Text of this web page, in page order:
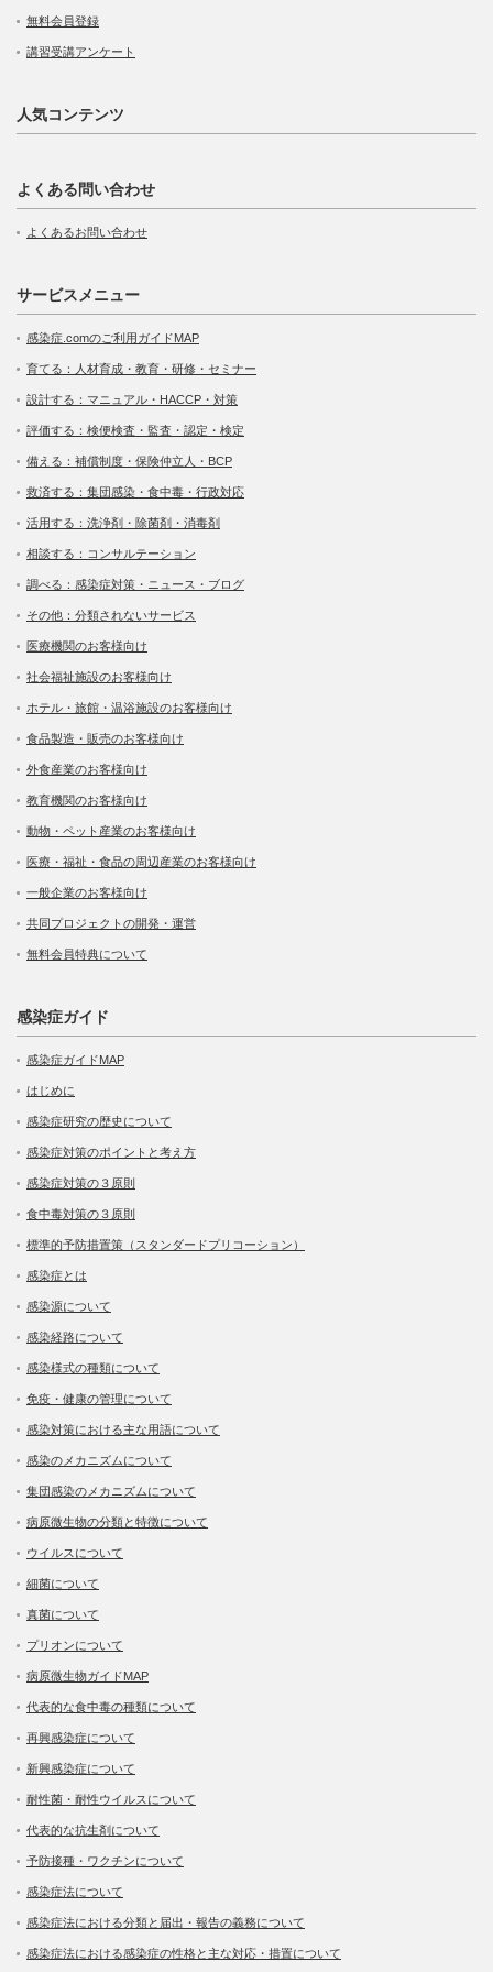
無料会員登録
講習受講アンケート
人気コンテンツ
よくある問い合わせ
よくあるお問い合わせ
サービスメニュー
感染症.comのご利用ガイドMAP
育てる：人材育成・教育・研修・セミナー
設計する：マニュアル・HACCP・対策
評価する：検便検査・監査・認定・検定
備える：補償制度・保険仲立人・BCP
救済する：集団感染・食中毒・行政対応
活用する：洗浄剤・除菌剤・消毒剤
相談する：コンサルテーション
調べる：感染症対策・ニュース・ブログ
その他：分類されないサービス
医療機関のお客様向け
社会福祉施設のお客様向け
ホテル・旅館・温浴施設のお客様向け
食品製造・販売のお客様向け
外食産業のお客様向け
教育機関のお客様向け
動物・ペット産業のお客様向け
医療・福祉・食品の周辺産業のお客様向け
一般企業のお客様向け
共同プロジェクトの開発・運営
無料会員特典について
感染症ガイド
感染症ガイドMAP
はじめに
感染症研究の歴史について
感染症対策のポイントと考え方
感染症対策の３原則
食中毒対策の３原則
標準的予防措置策（スタンダードプリコーション）
感染症とは
感染源について
感染経路について
感染様式の種類について
免疫・健康の管理について
感染対策における主な用語について
感染のメカニズムについて
集団感染のメカニズムについて
病原微生物の分類と特徴について
ウイルスについて
細菌について
真菌について
プリオンについて
病原微生物ガイドMAP
代表的な食中毒の種類について
再興感染症について
新興感染症について
耐性菌・耐性ウイルスについて
代表的な抗生剤について
予防接種・ワクチンについて
感染症法について
感染症法における分類と届出・報告の義務について
感染症法における感染症の性格と主な対応・措置について